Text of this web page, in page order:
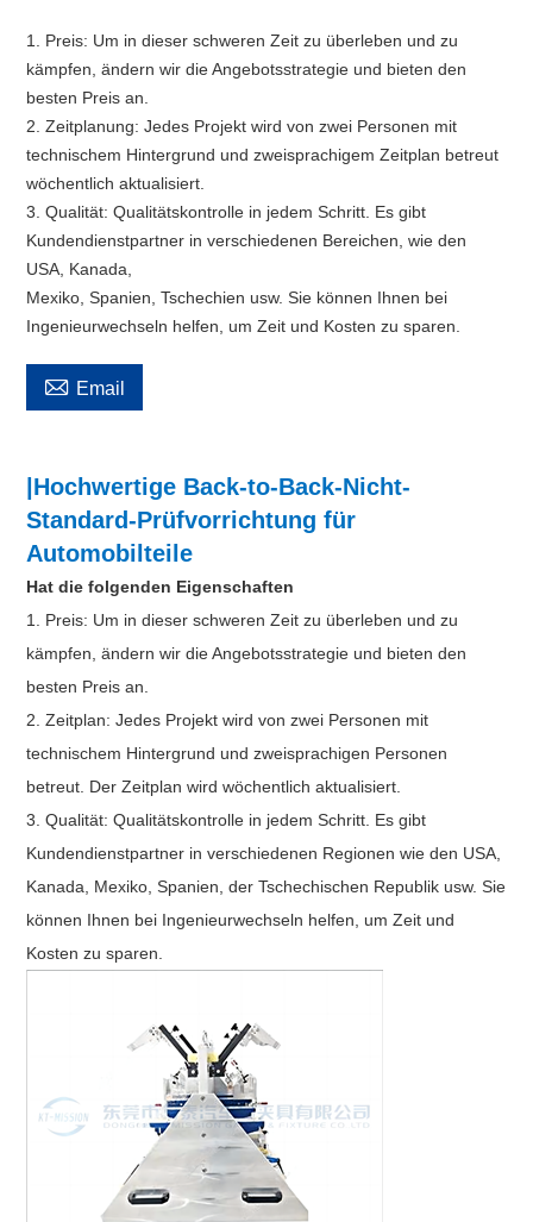
1. Preis: Um in dieser schweren Zeit zu überleben und zu
kämpfen, ändern wir die Angebotsstrategie und bieten den
besten Preis an.
2. Zeitplanung: Jedes Projekt wird von zwei Personen mit
technischem Hintergrund und zweisprachigem Zeitplan betreut
wöchentlich aktualisiert.
3. Qualität: Qualitätskontrolle in jedem Schritt. Es gibt
Kundendienstpartner in verschiedenen Bereichen, wie den
USA, Kanada,
Mexiko, Spanien, Tschechien usw. Sie können Ihnen bei
Ingenieurwechseln helfen, um Zeit und Kosten zu sparen.
 Email
|Hochwertige Back-to-Back-Nicht-
Standard-Prüfvorrichtung für
Automobilteile
Hat die folgenden Eigenschaften
1. Preis: Um in dieser schweren Zeit zu überleben und zu
kämpfen, ändern wir die Angebotsstrategie und bieten den
besten Preis an.
2. Zeitplan: Jedes Projekt wird von zwei Personen mit
technischem Hintergrund und zweisprachigen Personen
betreut. Der Zeitplan wird wöchentlich aktualisiert.
3. Qualität: Qualitätskontrolle in jedem Schritt. Es gibt
Kundendienstpartner in verschiedenen Regionen wie den USA,
Kanada, Mexiko, Spanien, der Tschechischen Republik usw. Sie
können Ihnen bei Ingenieurwechseln helfen, um Zeit und
Kosten zu sparen.